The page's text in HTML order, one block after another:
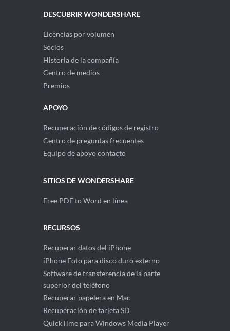
DESCUBRIR WONDERSHARE
Licencias por volumen
Socios
Historia de la compañía
Centro de medios
Premios
APOYO
Recuperación de códigos de registro
Centro de preguntas frecuentes
Equipo de apoyo contacto
SITIOS DE WONDERSHARE
Free PDF to Word en línea
RECURSOS
Recuperar datos del iPhone
iPhone Foto para disco duro externo
Software de transferencia de la parte
superior del teléfono
Recuperar papelera en Mac
Recuperación de tarjeta SD
QuickTime para Windows Media Player